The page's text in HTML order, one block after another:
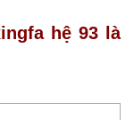
hệ 93 là